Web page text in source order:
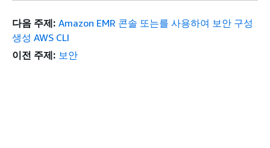
다음 주제: Amazon EMR 콘솔 또는를 사용하여 보안 구성
생성 AWS CLI
이전 주제: 보안